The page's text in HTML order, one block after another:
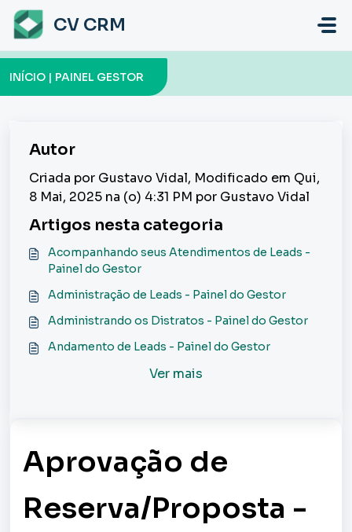
Ir para o conteúdo principal
CV CRM
INÍCIO | PAINEL GESTOR
Autor
Criada por Gustavo Vidal, Modificado em Qui,
8 Mai, 2025 na (o) 4:31 PM por Gustavo Vidal
Artigos nesta categoria
Acompanhando seus Atendimentos de Leads -
Painel do Gestor
Administração de Leads - Painel do Gestor
Administrando os Distratos - Painel do Gestor
Andamento de Leads - Painel do Gestor
Ver mais
Aprovação de
Reserva/Proposta -